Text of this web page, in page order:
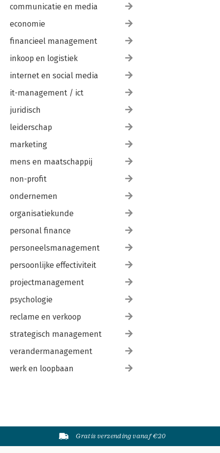
communicatie en media
economie
financieel management
inkoop en logistiek
internet en social media
it-management / ict
juridisch
leiderschap
marketing
mens en maatschappij
non-profit
ondernemen
organisatiekunde
personal finance
personeelsmanagement
persoonlijke effectiviteit
projectmanagement
psychologie
reclame en verkoop
strategisch management
verandermanagement
werk en loopbaan
Gratis verzending vanaf €20